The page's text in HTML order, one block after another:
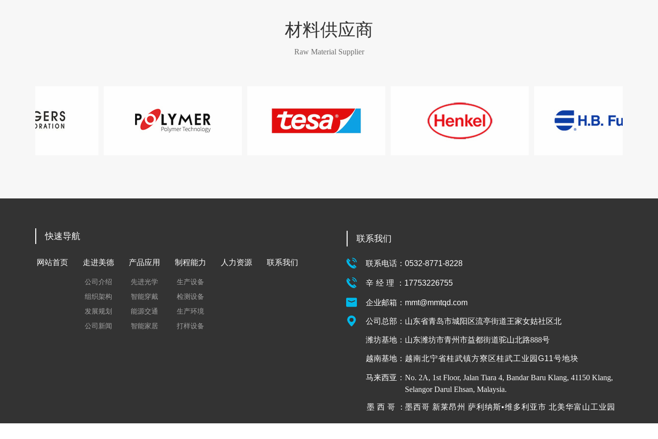
材料供应商
Raw Material Supplier
快速导航 联系我们
联系电话：0532-8771-8228
企业邮箱：mmt@mmtqd.com
公司总部：山东省青岛市城阳区流亭街道王家女姑社区北
马来西亚：
网站首页 走进美德
公司介绍
组织架构
发展规划
公司新闻
产品应用
先进光学
智能穿戴
能源交通
智能家居
制程能力
生产设备
检测设备
生产环境
打样设备
人力资源 联系我们
No. 2A, 1st Floor, Jalan Tiara 4, Bandar Baru Klang, 41150 Klang,
Selangor Darul Ehsan, Malaysia.
越南基地： 越南北宁省桂武镇方寮区桂武工业园G11号地块
墨西哥：墨西哥 新莱昂州 萨利纳斯•维多利亚市 北美华富山工业园
辛经理：17753226755